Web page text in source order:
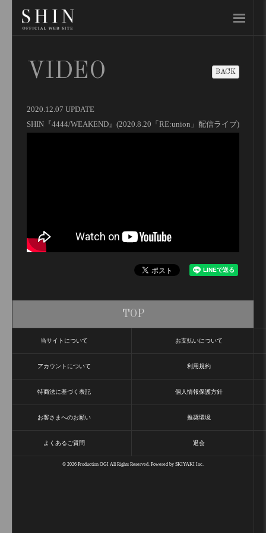
VIDEO BACK
2020.12.07 UPDATE
SHIN『4444/WEAKEND』(2020.8.20「RE:union」配信ライブ)
TOP
当サイトについて お支払いについて
アカウントについて 利用規約
特商法に基づく表記 個人情報保護方針
お客さまへのお願い 推奨環境
よくあるご質問 退会
© 2026 Production OGI All Rights Reserved. Powered by SKIYAKI Inc.